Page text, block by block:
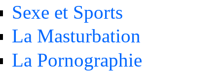
Sexe et Sports
La Masturbation
La Pornographie